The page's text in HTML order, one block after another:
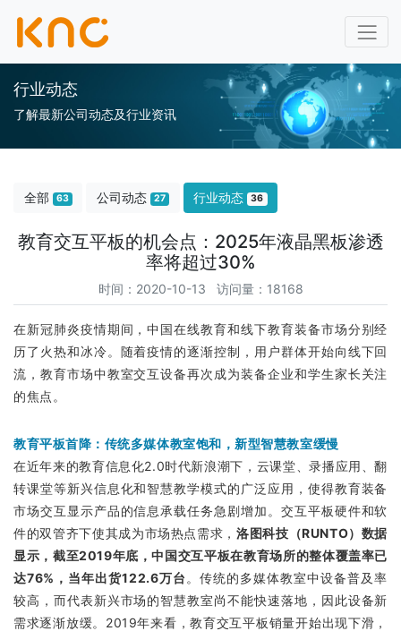
行业动态
了解最新公司动态及行业资讯
全部 63 公司动态 27 行业动态 36
教育交互平板的机会点：2025年液晶黑板渗透
率将超过30%
时间：2020-10-13 访问量：18168
在新冠肺炎疫情期间，中国在线教育和线下教育装备市场分别经
历了火热和冰冷。随着疫情的逐渐控制，用户群体开始向线下回
流，教育市场中教室交互设备再次成为装备企业和学生家长关注
的焦点。
教育平板首降：传统多媒体教室饱和，新型智慧教室缓慢
在近年来的教育信息化2.0时代新浪潮下，云课堂、录播应用、翻
转课堂等新兴信息化和智慧教学模式的广泛应用，使得教育装备
市场交互显示产品的信息承载任务急剧增加。交互平板硬件和软
件的双管齐下使其成为市场热点需求，洛图科技（RUNTO）数据
显示，截至2019年底，中国交互平板在教育场所的整体覆盖率已
达76%，当年出货122.6万台 。 传统的多媒体教室中设备普及率
较高，而代表新兴市场的智慧教室尚不能快速落地，因此设备新
需求逐渐放缓。2019年来看，教育交互平板销量开始出现下滑，